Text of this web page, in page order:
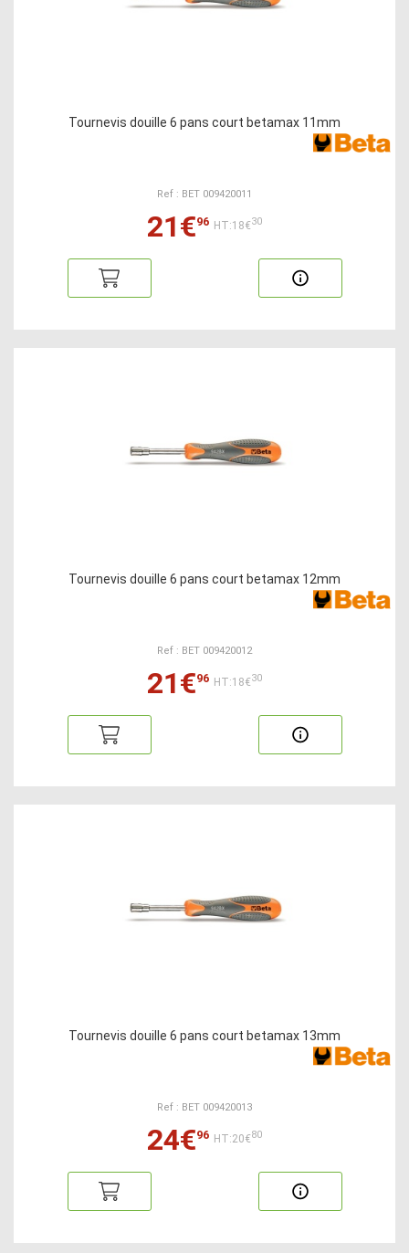
Tournevis douille 6 pans court betamax 11mm
Ref : BET 009420011
21€96 HT:18€30
Tournevis douille 6 pans court betamax 12mm
Ref : BET 009420012
21€96 HT:18€30
Tournevis douille 6 pans court betamax 13mm
Ref : BET 009420013
24€96 HT:20€80